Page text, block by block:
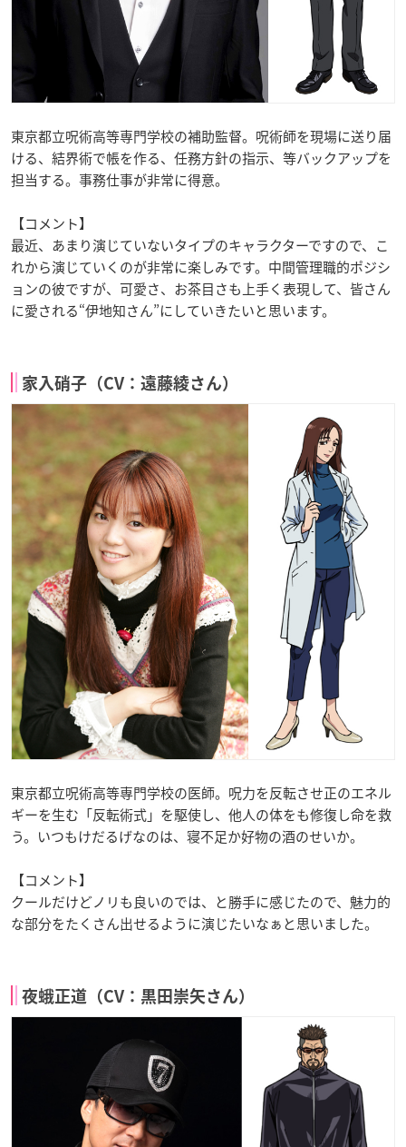
東京都立呪術高等専門学校の補助監督。呪術師を現場に送り届
ける、結界術で帳を作る、任務方針の指示、等バックアップを
担当する。事務仕事が非常に得意。
【コメント】
最近、あまり演じていないタイプのキャラクターですので、こ
れから演じていくのが非常に楽しみです。中間管理職的ポジシ
ョンの彼ですが、可愛さ、お茶目さも上手く表現して、皆さん
に愛される“伊地知さん”にしていきたいと思います。
家入硝子（CV：遠藤綾さん）
東京都立呪術高等専門学校の医師。呪力を反転させ正のエネル
ギーを生む「反転術式」を駆使し、他人の体をも修復し命を救
う。いつもけだるげなのは、寝不足か好物の酒のせいか。
【コメント】
クールだけどノリも良いのでは、と勝手に感じたので、魅力的
な部分をたくさん出せるように演じたいなぁと思いました。
夜蛾正道（CV：黒田崇矢さん）